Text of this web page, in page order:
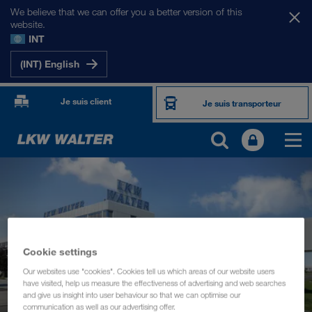
We believe that we can offer you a better version of this
website.
INT
(INT) English
Je suis client Je suis transporteur
Cookie settings
Our websites use "cookies". Cookies tell us which areas of our website users
have visited, help us measure the effectiveness of advertising and web searches
and give us insight into user behaviour so that we can optimise our
communication as well as our advertising offer.